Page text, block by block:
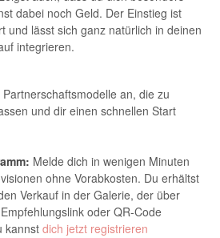
dabei noch Geld. Der Einstieg ist
und lässt sich ganz natürlich in deinen
integrieren.
an, die zu
und dir einen schnellen Start
Melde dich in wenigen Minuten
ohne Vorabkosten. Du erhältst
Verkauf in der Galerie, der über
oder QR-Code
kannst dich jetzt registrieren